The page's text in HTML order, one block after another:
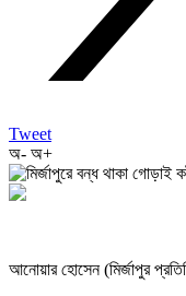
Tweet
অ- অ+
আনোয়ার হোসেন (মির্জাপুর